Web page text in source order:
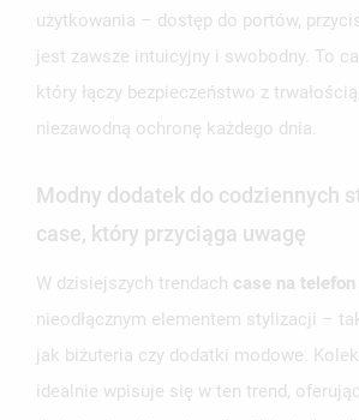
użytkowania – dostęp do portów,
jest zawsze intuicyjny i swobodny. To
który łączy bezpieczeństwo z
niezawodną ochronę każdego dnia.
Modny dodatek do codziennych
case, który przyciąga uwagę
W dzisiejszych trendach case na telefon
nieodłącznym elementem stylizacji –
jak biżuteria czy dodatki modowe.
idealnie wpisuje się w ten trend,